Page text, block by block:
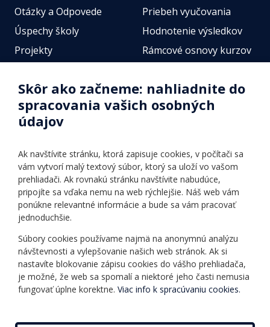
Otázky a Odpovede
Úspechy školy
Projekty
Fotogalérie
Identifikačné údaje školy
Úradné hodiny
Vnútorný poriadok
Priebeh vyučovania
Hodnotenie výsledkov
Rámcové osnovy kurzov
Online testy
Ponuka jazykov
Informácie o kurzoch
Online testy
Ako si vybrať a kúpiť
kurz
Príspevky
Rozvrh hodín
Ochrana osobných
údajov
Všeobecné obchodné
podmienky
Skôr ako začneme: nahliadnite do
spracovania vašich osobných
údajov
Ak navštívite stránku, ktorá zapisuje cookies, v počítači sa
vám vytvorí malý textový súbor, ktorý sa uloží vo vašom
prehliadači. Ak rovnakú stránku navštívite nabudúce,
pripojíte sa vďaka nemu na web rýchlejšie. Náš web vám
ponúkne relevantné informácie a bude sa vám pracovať
jednoduchšie.
Súbory cookies používame najmä na anonymnú analýzu
návštevnosti a vylepšovanie našich web stránok. Ak si
nastavíte blokovanie zápisu cookies do vášho prehliadača,
je možné, že web sa spomalí a niektoré jeho časti nemusia
fungovať úplne korektne. Viac info k spracúvaniu cookies.